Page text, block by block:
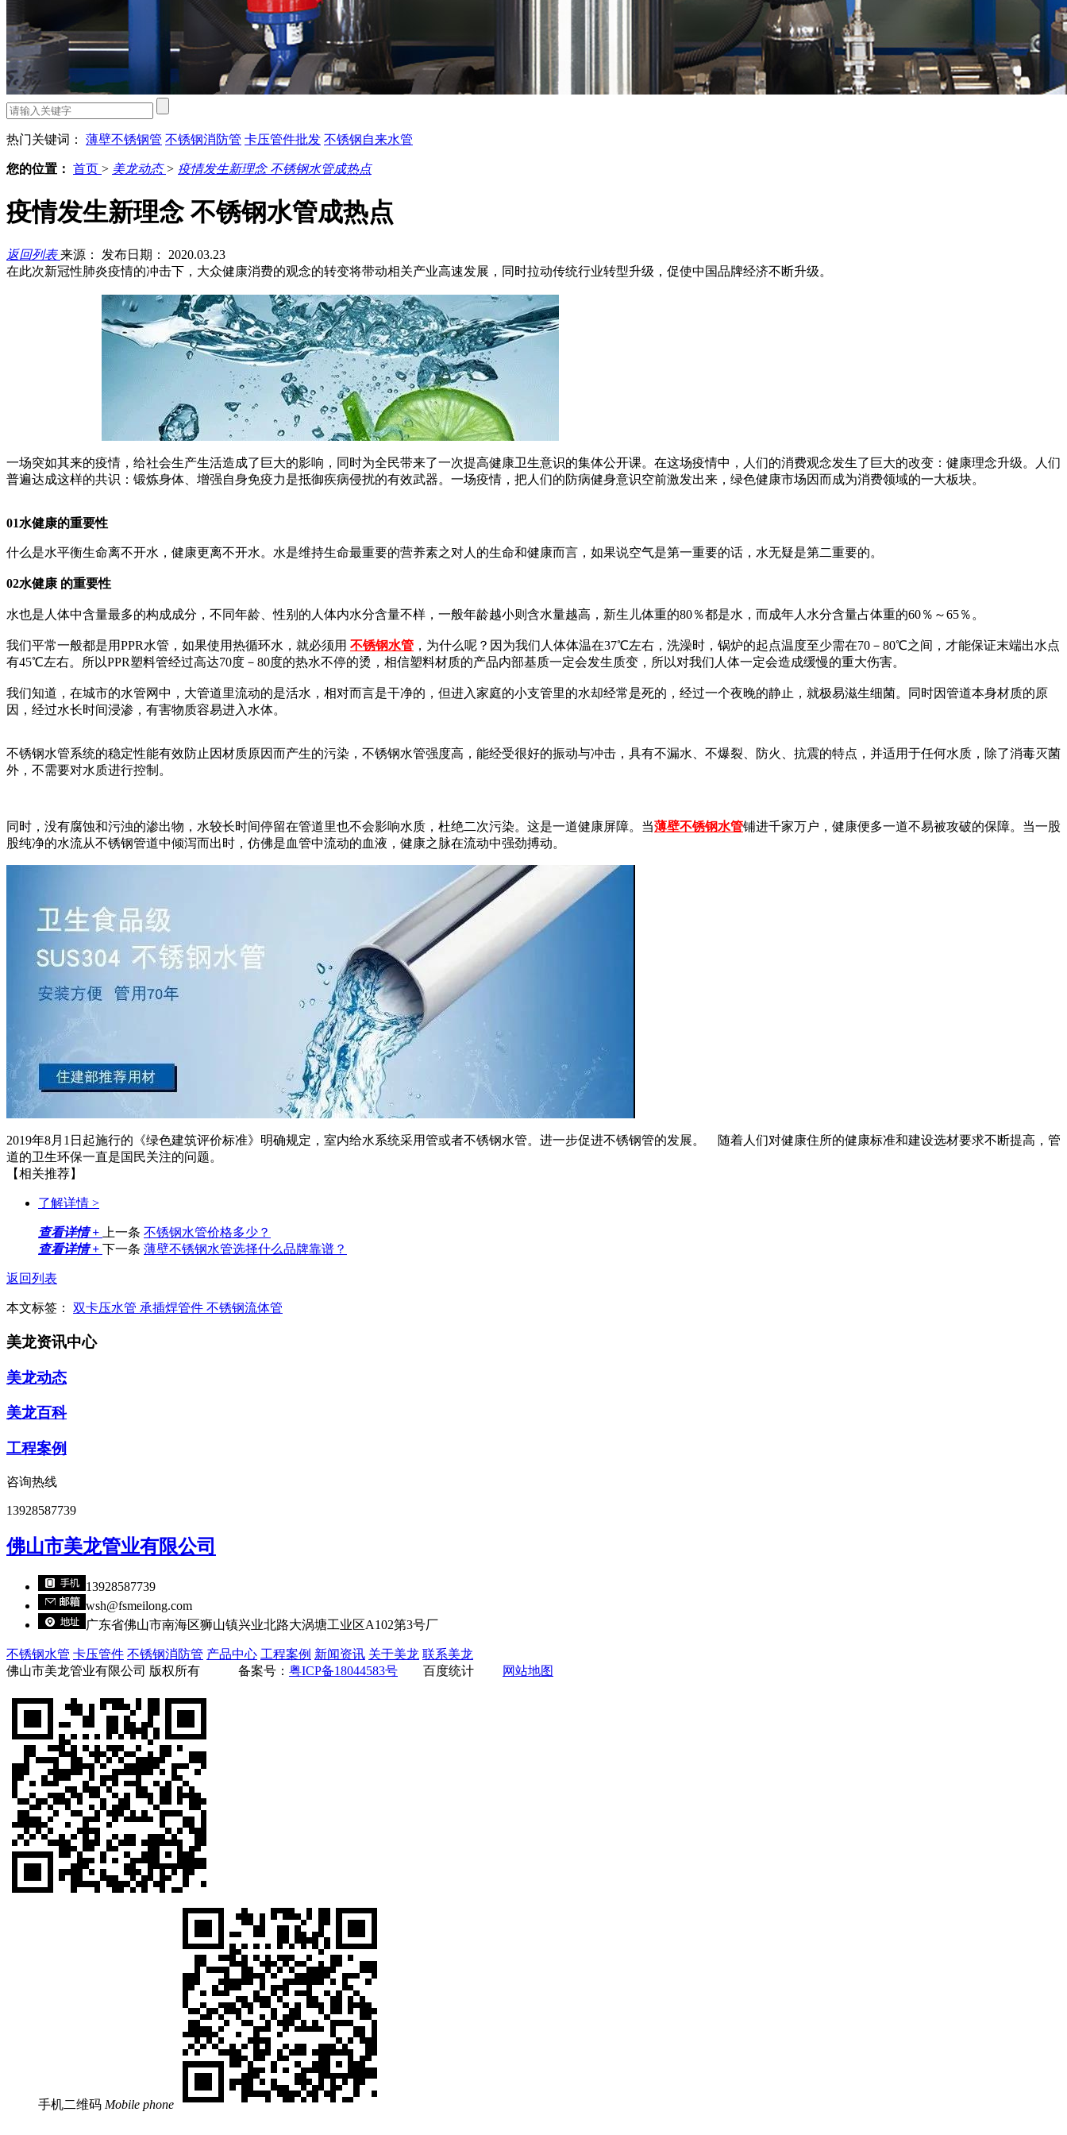
热门关键词： 薄壁不锈钢管 不锈钢消防管 卡压管件批发 不锈钢自来水管
您的位置： 首页 > 美龙动态> 疫情发生新理念 不锈钢水管成热点
疫情发生新理念 不锈钢水管成热点
返回列表来源： 发布日期： 2020.03.23
在此次新冠性肺炎疫情的冲击下，大众健康消费的观念的转变将带动相关产业高速发展，同时拉动传统行业转型升级，促使中国品牌经济不断升级。
一场突如其来的疫情，给社会生产生活造成了巨大的影响，同时为全民带来了一次提高健康卫生意识的集体公开课。在这场疫情中，人们的消费观念发生了巨大的改变：健康理念升级。人们
普遍达成这样的共识：锻炼身体、增强自身免疫力是抵御疾病侵扰的有效武器。一场疫情，把人们的防病健身意识空前激发出来，绿色健康市场因而成为消费领域的一大板块。
01水健康的重要性
什么是水平衡生命离不开水，健康更离不开水。水是维持生命最重要的营养素之对人的生命和健康而言，如果说空气是第一重要的话，水无疑是第二重要的。
02水健康 的重要性
水也是人体中含量最多的构成成分，不同年龄、性别的人体内水分含量不样，一般年龄越小则含水量越高，新生儿体重的80％都是水，而成年人水分含量占体重的60％～65％。
我们平常一般都是用PPR水管，如果使用热循环水，就必须用 不锈钢水管 ，为什么呢？因为我们人体体温在37℃左右，洗澡时，锅炉的起点温度至少需在70－80℃之间，才能保证末端出水点
有45℃左右。所以PPR塑料管经过高达70度－80度的热水不停的烫，相信塑料材质的产品内部基质一定会发生质变，所以对我们人体一定会造成缓慢的重大伤害。
我们知道，在城市的水管网中，大管道里流动的是活水，相对而言是干净的，但进入家庭的小支管里的水却经常是死的，经过一个夜晚的静止，就极易滋生细菌。同时因管道本身材质的原
因，经过水长时间浸渗，有害物质容易进入水体。
不锈钢水管系统的稳定性能有效防止因材质原因而产生的污染，不锈钢水管强度高，能经受很好的振动与冲击，具有不漏水、不爆裂、防火、抗震的特点，并适用于任何水质，除了消毒灭菌
外，不需要对水质进行控制。
同时，没有腐蚀和污浊的渗出物，水较长时间停留在管道里也不会影响水质，杜绝二次污染。这是一道健康屏障。当薄壁不锈钢水管铺进千家万户，健康便多一道不易被攻破的保障。当一股
股纯净的水流从不锈钢管道中倾泻而出时，仿佛是血管中流动的血液，健康之脉在流动中强劲搏动。
2019年8月1日起施行的《绿色建筑评价标准》明确规定，室内给水系统采用管或者不锈钢水管。进一步促进不锈钢管的发展。 随着人们对健康住所的健康标准和建设选材要求不断提高，管
道的卫生环保一直是国民关注的问题。
【相关推荐】
了解详情 >
查看详情 + 上一条 不锈钢水管价格多少？
查看详情 + 下一条 薄壁不锈钢水管选择什么品牌靠谱？
返回列表
本文标签： 双卡压水管 承插焊管件 不锈钢流体管
美龙资讯中心
美龙动态
美龙百科
工程案例
咨询热线
13928587739
佛山市美龙管业有限公司
13928587739
wsh@fsmeilong.com
广东省佛山市南海区狮山镇兴业北路大涡塘工业区A102第3号厂
不锈钢水管 卡压管件 不锈钢消防管 产品中心 工程案例 新闻资讯 关于美龙 联系美龙
佛山市美龙管业有限公司 版权所有 备案号： 粤ICP备18044583号 百度统计 网站地图
手机二维码 Mobile phone